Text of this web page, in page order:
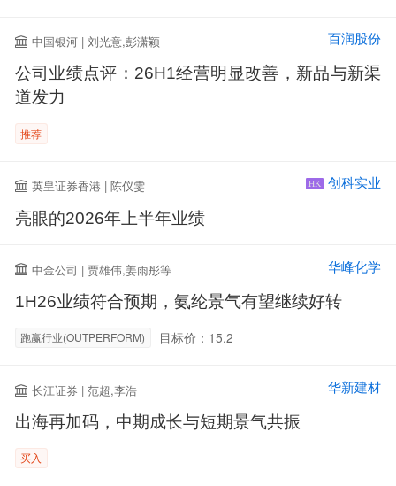
中国银河 | 刘光意,彭潇颖 百润股份
公司业绩点评：26H1经营明显改善，新品与新渠
道发力
推荐
英皇证券香港 | 陈仪雯 HK 创科实业
亮眼的2026年上半年业绩
中金公司 | 贾雄伟,姜雨彤等 华峰化学
1H26业绩符合预期，氨纶景气有望继续好转
跑赢行业(OUTPERFORM) 目标价：15.2
长江证券 | 范超,李浩 华新建材
出海再加码，中期成长与短期景气共振
买入